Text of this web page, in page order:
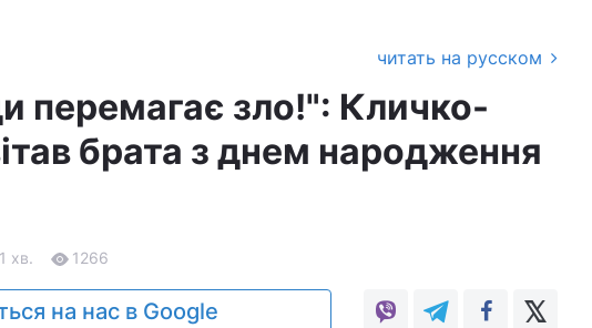
читать на русском
перемагає зло!": Кличко-
брата з днем народження
1 хв. 1266
на нас в Google